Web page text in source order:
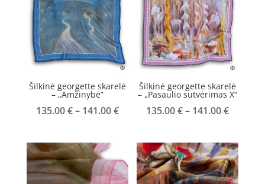
Šilkinė georgette skarelė
– „Amžinybė”
135.00€– 141.00€Price
135.00 €
through
141.00 €
Šilkinė georgette skarelė
– „Pasaulio sutvėrimas X“
135.00€– 141.00€Price
135.00 €
through
141.00 €